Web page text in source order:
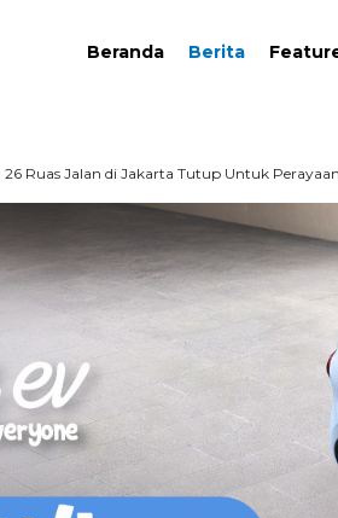
Beranda Berita
26 Ruas Jalan di Jakarta Tutup Untuk